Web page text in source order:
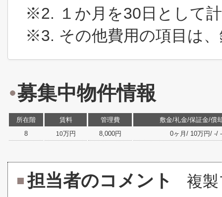
※2. １か月を30日として
※3. その他費用の項目は
募集中物件情報
所在階 賃料 管理費
敷金/礼金/保証金/償
8
10万円 8,000円 0ヶ月/ 10万円/ -/
担当者のコメント 複